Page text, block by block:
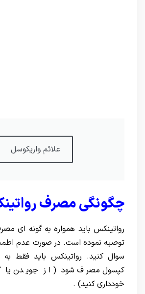
علائم واریکوسل
چگونگی مصرف
رواتينکس باید همواره به گونه ای
توصیه نموده است. در صورت عدم
سوال کنید. رواتینکس باید فقط
کپسول مصرف شود ( از جویدن یا
خودداری کنید) .